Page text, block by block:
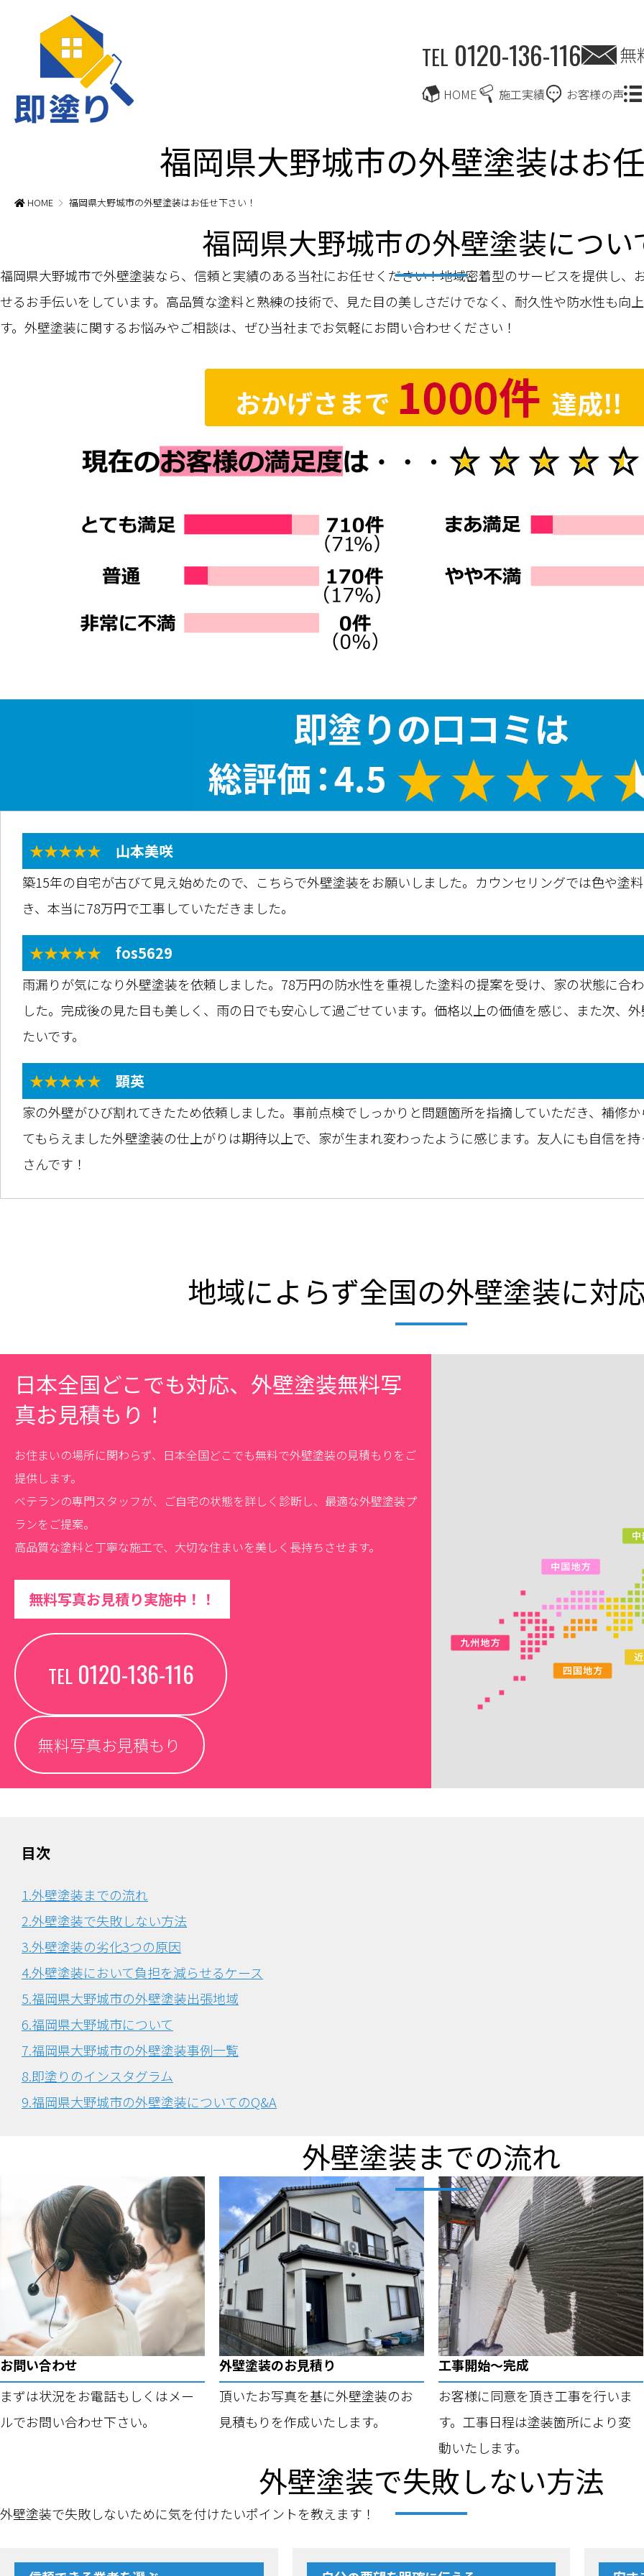
TEL 0120-136-116 無
HOME 施工実績 お客様の声
福岡県大野城市の外壁塗装はお
HOME 福岡県大野城市の外壁塗装はお任せ下さい！
福岡県大野城市の外壁塗装につい
福岡県大野城市で外壁塗装なら、信頼と実績のある当社にお任せください！地域密着型のサービスを提供し、
せるお手伝いをしています。高品質な塗料と熟練の技術で、見た目の美しさだけでなく、耐久性や防水性も向
す。外壁塗装に関するお悩みやご相談は、ぜひ当社までお気軽にお問い合わせください！
★★★★★ 山本美咲
築15年の自宅が古びて見え始めたので、こちらで外壁塗装をお願いしました。カウンセリングでは色や塗
き、本当に78万円で工事していただきました。
★★★★★ fos5629
雨漏りが気になり外壁塗装を依頼しました。78万円の防水性を重視した塗料の提案を受け、家の状態に合
した。完成後の見た目も美しく、雨の日でも安心して過ごせています。価格以上の価値を感じ、また次、
たいです。
★★★★★ 顕英
家の外壁がひび割れてきたため依頼しました。事前点検でしっかりと問題箇所を指摘していただき、補修
てもらえました外壁塗装の仕上がりは期待以上で、家が生まれ変わったように感じます。友人にも自信を
さんです！
地域によらず全国の外壁塗装に対
日本全国どこでも対応、外壁塗装無料写
真お見積もり！
お住まいの場所に関わらず、日本全国どこでも無料で外壁塗装の見積もりをご
提供します。
ベテランの専門スタッフが、ご自宅の状態を詳しく診断し、最適な外壁塗装プ
ランをご提案。
高品質な塗料と丁寧な施工で、大切な住まいを美しく長持ちさせます。
無料写真お見積り実施中！！
TEL0120-136-116
無料写真お見積もり
目次
1.外壁塗装までの流れ
2.外壁塗装で失敗しない方法
3.外壁塗装の劣化3つの原因
4.外壁塗装において負担を減らせるケース
5.福岡県大野城市の外壁塗装出張地域
6.福岡県大野城市について
7.福岡県大野城市の外壁塗装事例一覧
8.即塗りのインスタグラム
9.福岡県大野城市の外壁塗装についてのQ&A
外壁塗装までの流れ
お問い合わせ
まずは状況をお電話もしくはメー
ルでお問い合わせ下さい。
外壁塗装のお見積り
頂いたお写真を基に外壁塗装のお
見積もりを作成いたします。
工事開始～完成
お客様に同意を頂き工事を行いま
す。工事日程は塗装箇所により変
動いたします。
外壁塗装で失敗しない方法
外壁塗装で失敗しないために気を付けたいポイントを教えます！